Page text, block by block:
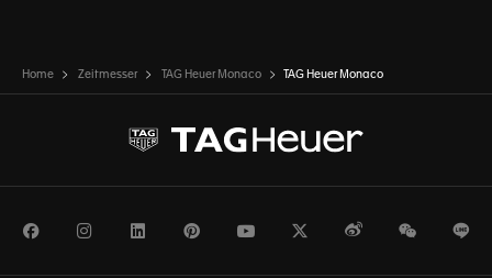
Home Zeitmesser TAG Heuer Monaco TAG Heuer Monaco
FacebookInstagramLinkedInPinterestYoutubeTwitterWeiboWeChat